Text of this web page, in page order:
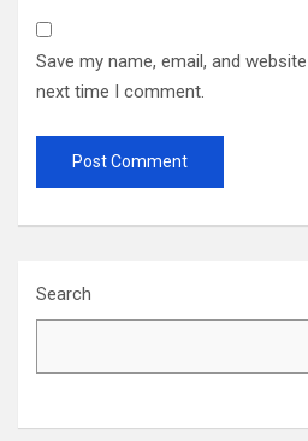
Save my name, email, and
next time I comment.
Search